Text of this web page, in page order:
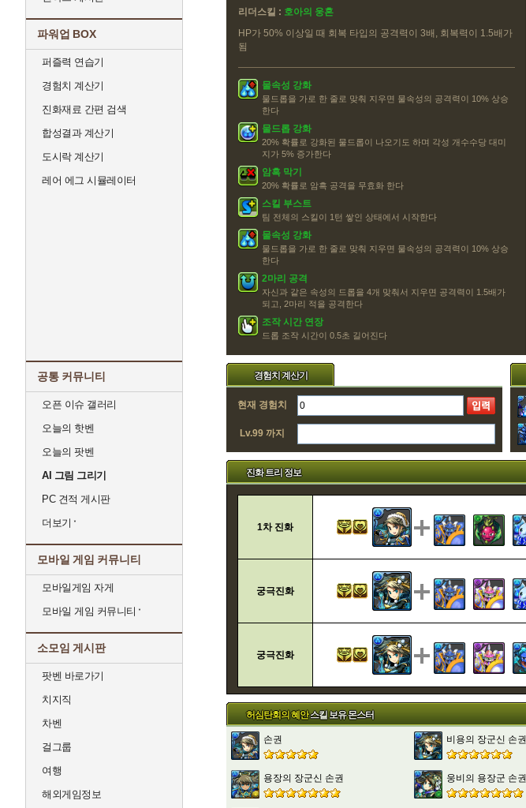
파워업 BOX
퍼즐력 연습기
경험치 계산기
진화재료 간편 검색
합성결과 계산기
도시락 계산기
레어 에그 시뮬레이터
공통 커뮤니티
오픈 이슈 갤러리
오늘의 핫벤
오늘의 팟벤
AI 그림 그리기
PC 견적 게시판
더보기
모바일 게임 커뮤니티
모바일게임 자게
모바일 게임 커뮤니티
소모임 게시판
팟벤 바로가기
치지직
차벤
걸그룹
여행
해외게임정보
리더스킬 : 호아의 웅혼
HP가 50% 이상일 때 회복 타입의 공격력이 3배, 회복력이 1.5배가
됨
물속성 강화
물드롭을 가로 한 줄로 맞춰 지우면 물속성의 공격력이 10% 상승
한다
물드롭 강화
20% 확률로 강화된 물드롭이 나오기도 하며 각성 개수수당 대미
지가 5% 증가한다
암흑 막기
20% 확률로 암흑 공격을 무효화 한다
스킬 부스트
팀 전체의 스킬이 1턴 쌓인 상태에서 시작한다
물속성 강화
물드롭을 가로 한 줄로 맞춰 지우면 물속성의 공격력이 10% 상승
한다
2마리 공격
자신과 같은 속성의 드롭을 4개 맞춰서 지우면 공격력이 1.5배가
되고, 2마리 적을 공격한다
조작 시간 연장
드롭 조작 시간이 0.5초 길어진다
경험치 계산기
현재 경험치
Lv.99 까지
진화 트리 정보
1차 진화
궁극진화
궁극진화
허심탄회의 혜안스킬 보유 몬스터
손권 비용의 장군신 손권
용장의 장군신 손권 웅비의 용장군 손권